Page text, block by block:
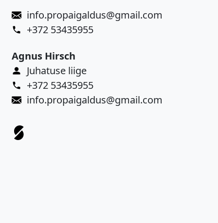
info.propaigaldus@gmail.com
+372 53435955
Agnus Hirsch
Juhatuse liige
+372 53435955
info.propaigaldus@gmail.com